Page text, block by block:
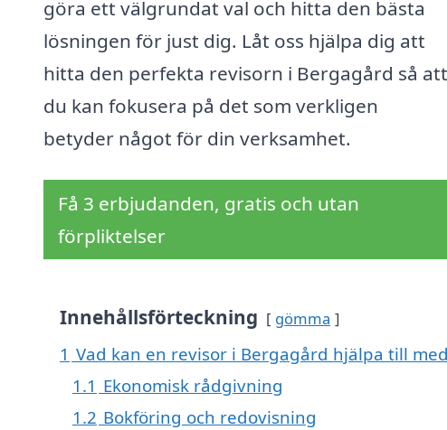
göra ett välgrundat val och hitta den bästa
lösningen för just dig. Låt oss hjälpa dig att
hitta den perfekta revisorn i Bergagård så att
du kan fokusera på det som verkligen
betyder något för din verksamhet.
Få 3 erbjudanden, gratis och utan
förpliktelser
Innehållsförteckning gömma
1 Vad kan en revisor i Bergagård hjälpa till
1.1 Ekonomisk rådgivning
1.2 Bokföring och redovisning